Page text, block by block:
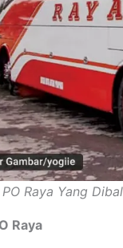
Raya Yang
Raya